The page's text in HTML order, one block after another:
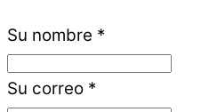
Su nombre *
Su correo *